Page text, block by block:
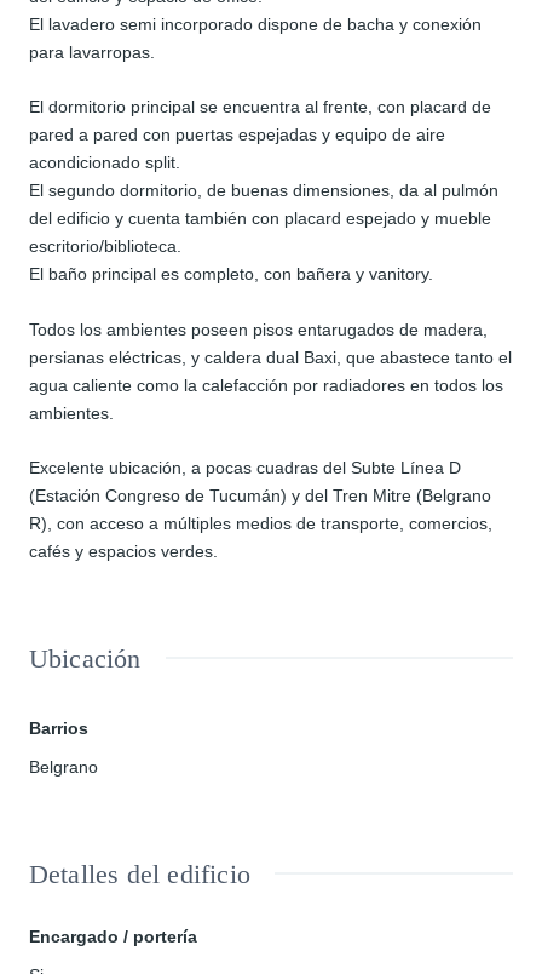
El lavadero semi incorporado dispone de bacha y conexión
para lavarropas.
El dormitorio principal se encuentra al frente, con placard de
pared a pared con puertas espejadas y equipo de aire
acondicionado split.
El segundo dormitorio, de buenas dimensiones, da al pulmón
del edificio y cuenta también con placard espejado y mueble
escritorio/biblioteca.
El baño principal es completo, con bañera y vanitory.
Todos los ambientes poseen pisos entarugados de madera,
persianas eléctricas, y caldera dual Baxi, que abastece tanto el
agua caliente como la calefacción por radiadores en todos los
ambientes.
Excelente ubicación, a pocas cuadras del Subte Línea D
(Estación Congreso de Tucumán) y del Tren Mitre (Belgrano
R), con acceso a múltiples medios de transporte, comercios,
cafés y espacios verdes.
Ubicación
Barrios
Belgrano
Detalles del edificio
Encargado / portería